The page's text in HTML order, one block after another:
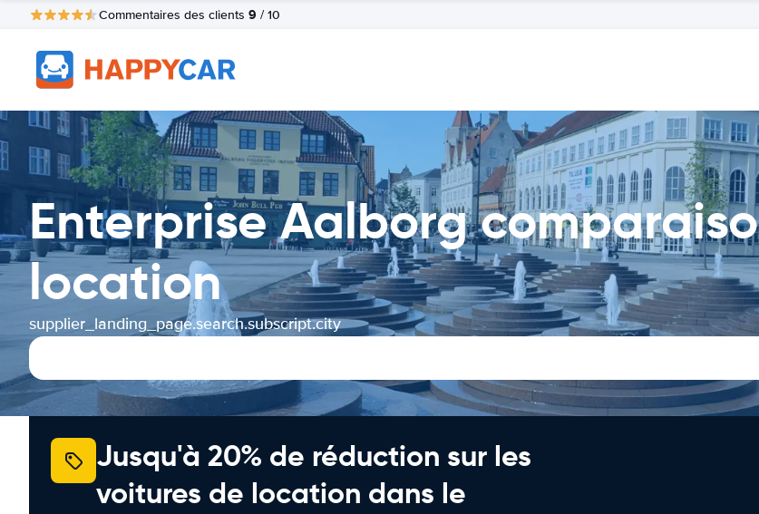
Commentaires des clients 9 / 10
Enterprise Aalborg
location
supplier_landing_page.search.subscript.city
Jusqu'à 20% de réduction sur les
voitures de location dans le